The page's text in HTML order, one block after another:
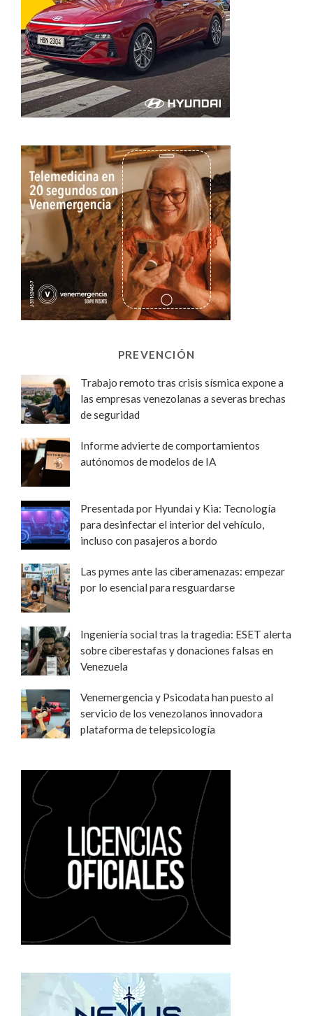
PREVENCIÓN
Trabajo remoto tras crisis sísmica expone a
las empresas venezolanas a severas brechas
de seguridad
Informe advierte de comportamientos
autónomos de modelos de IA
Presentada por Hyundai y Kia: Tecnología
para desinfectar el interior del vehículo,
incluso con pasajeros a bordo
Las pymes ante las ciberamenazas: empezar
por lo esencial para resguardarse
Ingeniería social tras la tragedia: ESET alerta
sobre ciberestafas y donaciones falsas en
Venezuela
Venemergencia y Psicodata han puesto al
servicio de los venezolanos innovadora
plataforma de telepsicología